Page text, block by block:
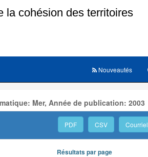
Nouveautés
Mer, Année de publication: 2003
PDF CSV Courriel
Résultats par page